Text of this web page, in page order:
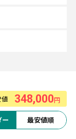
348,000円
ー 最安値順